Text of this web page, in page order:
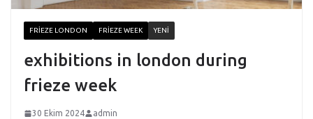
FRIEZE LONDON FRIEZE WEEK YENI
exhibitions in london during
frieze week
30 Ekim 2024 admin